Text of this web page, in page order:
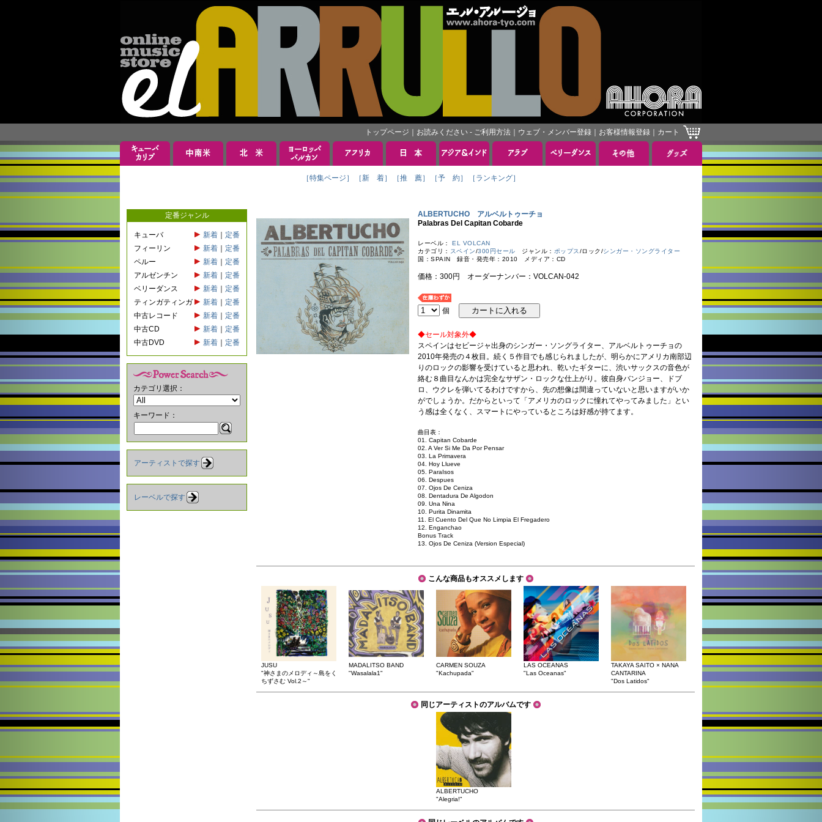
トップページ お読みください - ご利用方法 ウェブ・メンバー登録 お客様情報登録 カート
［特集ページ］ ［新 着］ ［推 薦］ ［予 約］ ［ランキング］
定番ジャンル
キューバ 新着
定番
フィーリン
新着
定番
ペルー
新着
定番
アルゼンチン
新着
定番
ベリーダンス
新着
定番
ティンガティンガ
新着
定番
中古レコード
新着
定番
中古CD
新着
定番
中古DVD
新着 定番
カテゴリ選択：
キーワード：
アーティストで探す
レーベルで探す
ALBERTUCHO アルベルトゥーチョ
Palabras Del Capitan Cobarde
レーベル： EL VOLCAN
カテゴリ： スペイン/300円セール ジャンル： ポップス /ロック/シンガー・ソングライター
国：SPAIN 録音・発売年：2010 メディア：CD
価格：300円 オーダーナンバー：VOLCAN-042
個
◆セール対象外◆
スペインはセビージャ出身のシンガー・ソングライター、アルベルトゥーチョの
2010年発売の４枚目。続く５作目でも感じられましたが、明らかにアメリカ南部辺
りのロックの影響を受けていると思われ、乾いたギターに、渋いサックスの音色が
絡む８曲目なんかは完全なサザン・ロックな仕上がり。彼自身バンジョー、ドブ
ロ、ウクレを弾いてるわけですから、先の想像は間違っていないと思いますがいか
がでしょうか。だからといって「アメリカのロックに憧れてやってみました」とい
う感は全くなく、スマートにやっているところは好感が持てます。
曲目表：
01. Capitan Cobarde
02. A Ver Si Me Da Por Pensar
03. La Primavera
04. Hoy Llueve
05. ParaIsos
06. Despues
07. Ojos De Ceniza
08. Dentadura De Algodon
09. Una Nina
10. Purita Dinamita
11. El Cuento Del Que No Limpia El Fregadero
12. Enganchao
Bonus Track
13. Ojos De Ceniza (Version Especial)
こんな商品もオススメします
JUSU
"神さまのメロディ～島をく
ちずさむ Vol.2～"
MADALITSO BAND
"Wasalala1"
CARMEN SOUZA
"Kachupada"
LAS OCEANAS
"Las Oceanas"
TAKAYA SAITO × NANA
CANTARINA
"Dos Latidos"
同じアーティストのアルバムです
ALBERTUCHO
"Alegria!"